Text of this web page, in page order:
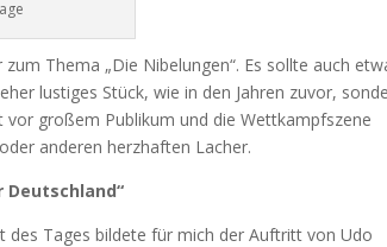
Thema „Die Nibelungen“. Es sollte auch
lustiges Stück, wie in den Jahren zuvor,
großem Publikum und die Wettkampfszene
anderen herzhaften Lacher.
Deutschland“
des Tages bildete für mich der Auftritt von Udo